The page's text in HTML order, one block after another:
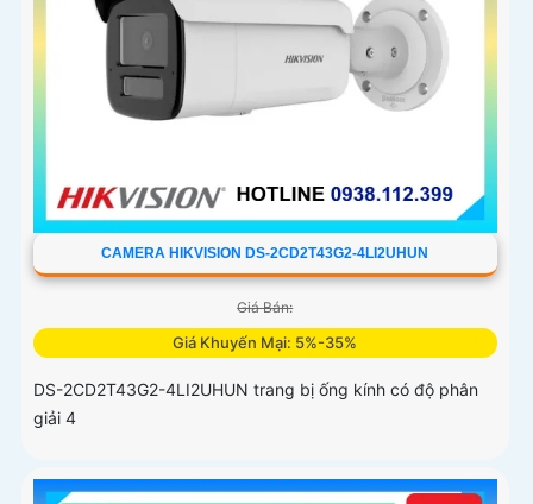
CAMERA HIKVISION DS-2CD2T43G2-4LI2UHUN
Giá Bán:
Giá Khuyến Mại: 5%-35%
DS-2CD2T43G2-4LI2UHUN trang bị ống kính có độ phân
giải 4